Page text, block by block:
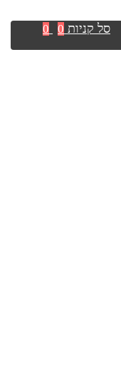
סל קניות 0
0